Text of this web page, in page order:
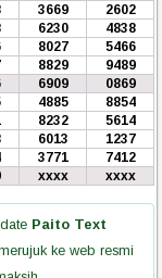
3669
2602
6230
4838
8027
5466
8829
9489
6909
0869
4885
8854
8232
5614
6013
1237
3771
7412
xxxx xxxx
Paito Text
ke web resmi